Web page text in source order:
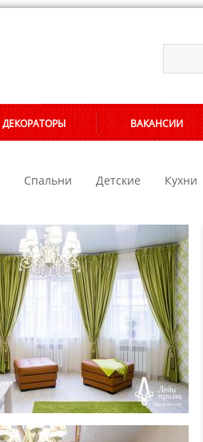
ДЕКОРАТОРЫ ВАКАНСИИ
Спальни Детские Кухни